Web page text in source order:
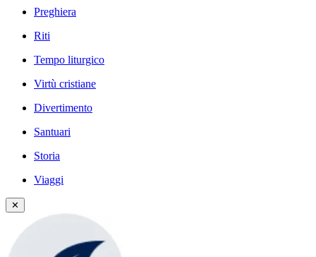
Preghiera
Riti
Tempo liturgico
Virtù cristiane
Divertimento
Santuari
Storia
Viaggi
✕